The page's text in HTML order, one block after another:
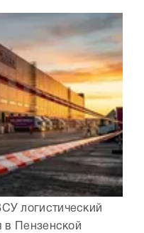
логистический
в Пензенской